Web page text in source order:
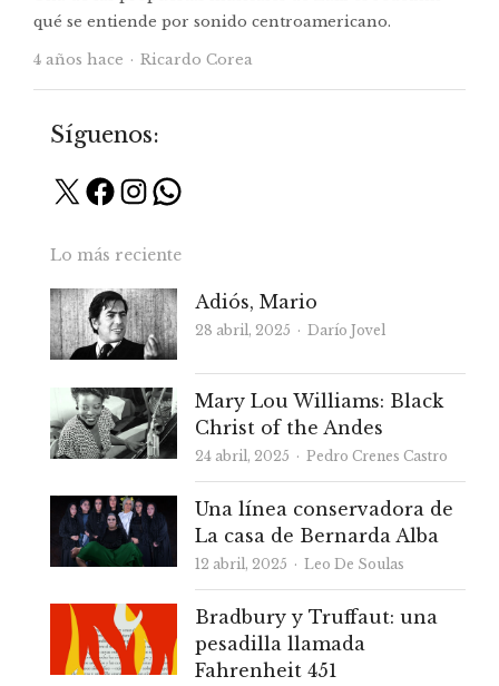
qué se entiende por sonido centroamericano.
4 años hace
Autor
Ricardo Corea
Síguenos:
X Facebook
Instagram
WhatsApp
Lo más reciente
Adiós, Mario
28 abril, 2025 Autor
Darío Jovel
Mary Lou Williams: Black
Christ of the Andes
24 abril, 2025 Autor
Pedro Crenes Castro
Una línea conservadora de
La casa de Bernarda Alba
12 abril, 2025 Autor
Leo De Soulas
Bradbury y Truffaut: una
pesadilla llamada
Fahrenheit 451